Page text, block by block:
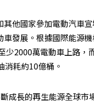
其他國家參加電動汽車
車發展。根據國際能源
少2000萬電動車上路，
消耗約10億桶。
成長的再生能源全球市